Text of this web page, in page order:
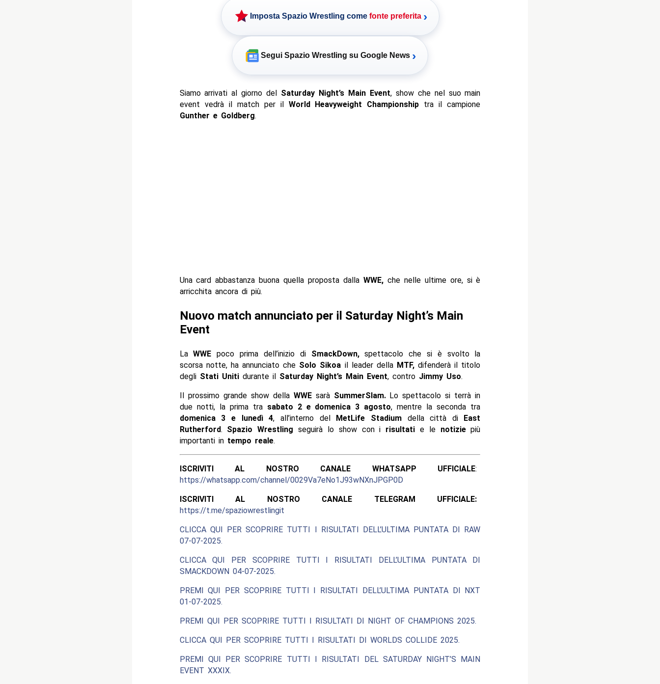
Imposta Spazio Wrestling come fonte preferita ›
Segui Spazio Wrestling su Google News ›
Siamo arrivati al giorno del Saturday Night’s Main Event, show che nel suo main
event vedrà il match per il World Heavyweight Championship tra il campione
Gunther e Goldberg.
Una card abbastanza buona quella proposta dalla WWE,che nelle ultime ore, si è
arricchita ancora di più.
Nuovo match annunciato per il Saturday Night’s Main
Event
LaWWE poco prima dell’inizio di SmackDown,spettacolo che si è svolto la
scorsa notte, ha annunciato che Solo Sikoa il leader della MTF, difenderà il titolo
degli Stati Unitidurante il Saturday Night’s Main Event, contro Jimmy Uso.
Il prossimo grande show della WWEsarà SummerSlam.Lo spettacolo si terrà in
due notti, la prima tra sabato 2 e domenica 3 agosto, mentre la seconda tra
domenica 3 e lunedì 4, all’interno del MetLife Stadiumdella città di East
Rutherford. Spazio Wrestling seguirà lo show con i risultati e le notiziepiù
importanti in tempo reale.
ISCRIVITI AL NOSTRO CANALE WHATSAPP UFFICIALE:
https://whatsapp.com/channel/0029Va7eNo1J93wNXnJPGP0D
ISCRIVITI AL NOSTRO CANALE TELEGRAM UFFICIALE:
https://t.me/spaziowrestlingit
CLICCA QUI PER SCOPRIRE TUTTI I RISULTATI DELL’ULTIMA PUNTATA DI RAW
07-07-2025.
CLICCA QUI PER SCOPRIRE TUTTI I RISULTATI DELL’ULTIMA PUNTATA DI
SMACKDOWN 04-07-2025.
PREMI QUI PER SCOPRIRE TUTTI I RISULTATI DELL’ULTIMA PUNTATA DI NXT
01-07-2025.
PREMI QUI PER SCOPRIRE TUTTI I RISULTATI DI NIGHT OF CHAMPIONS 2025.
CLICCA QUI PER SCOPRIRE TUTTI I RISULTATI DI WORLDS COLLIDE 2025.
PREMI QUI PER SCOPRIRE TUTTI I RISULTATI DEL SATURDAY NIGHT’S MAIN
EVENT XXXIX.